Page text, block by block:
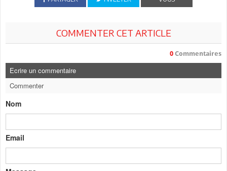
COMMENTER CET ARTICLE
0 Commentaires
Ecrire un commentaire
Commenter
Nom
Email